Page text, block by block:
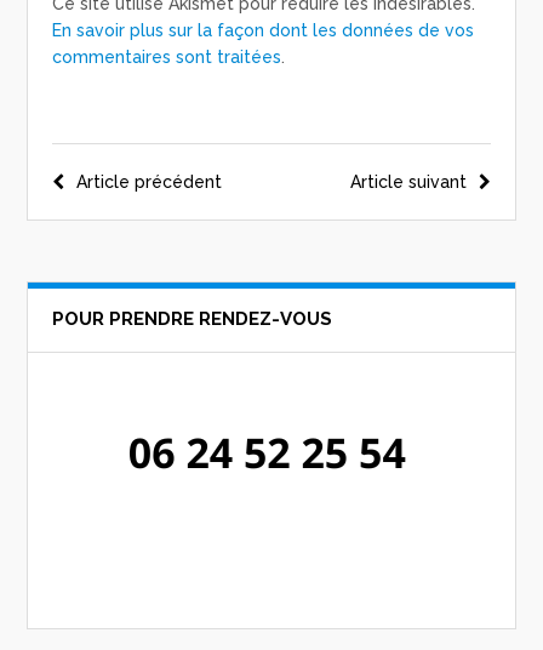
En savoir plus sur la façon dont les données de vos
commentaires sont traitées.
Navigation
de
Article suivant
Article précédent
POUR PRENDRE RENDEZ-VOUS